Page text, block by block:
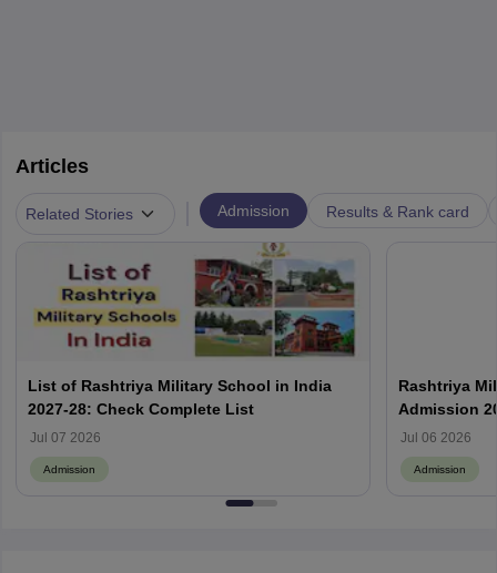
Articles
Related Stories Admission Results & Rank card
List of Rashtriya Military School in India
2027-28: Check Complete List
Jul 07 2026
Admission
Rashtriya
Admission
Result
Jul 06 2026
Admission